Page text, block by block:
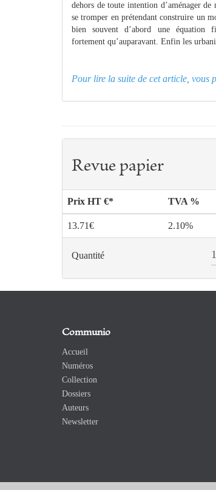
dehors de toute intention d’aménager
se tromper en prétendant construire un
bien souvent d’abord une équation
fortement qu’auparavant. Enfin les
Pour lire la suite de cet article, vous
Revue papier
Prix HT €* TVA %
13.71€ 2.10%
Quantité
Communio
Accueil
Numéros
Collection
Dossiers
Auteurs
Newsletter